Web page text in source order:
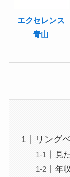
エクセレンス
青山
リング
見
年